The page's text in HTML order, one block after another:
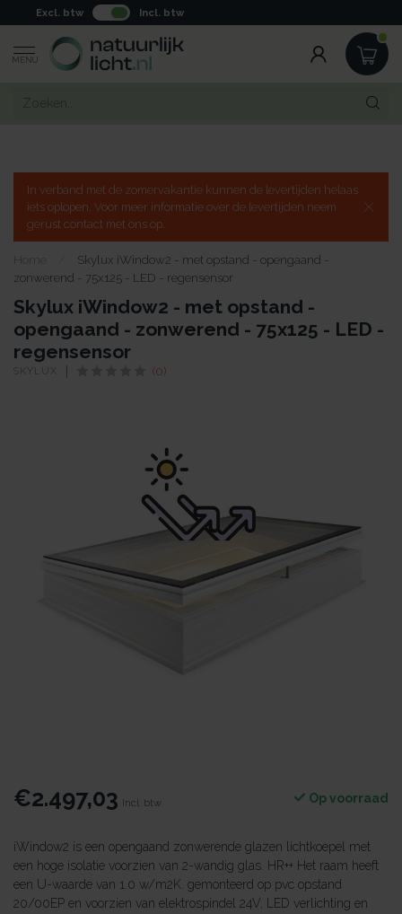
Excl. btw Incl. btw
MENU
In verband met de zomervakantie kunnen de levertijden helaas
iets oplopen. Voor meer informatie over de levertijden neem
gerust contact met ons op.
Home
Skylux iWindow2 - met opstand - opengaand -
zonwerend - 75x125 - LED - regensensor
Skylux iWindow2 - met opstand -
opengaand - zonwerend - 75x125 - LED -
regensensor
SKYLUX (0)
€2.497,03 Incl. btw Op voorraad
iWindow2 is een opengaand zonwerende glazen lichtkoepel met
een hoge isolatie voorzien van 2-wandig glas. HR++ Het raam heeft
een U-waarde van 1.0 w/m2K. gemonteerd op pvc opstand
20/00EP en voorzien van elektrospindel 24V, LED verlichting en